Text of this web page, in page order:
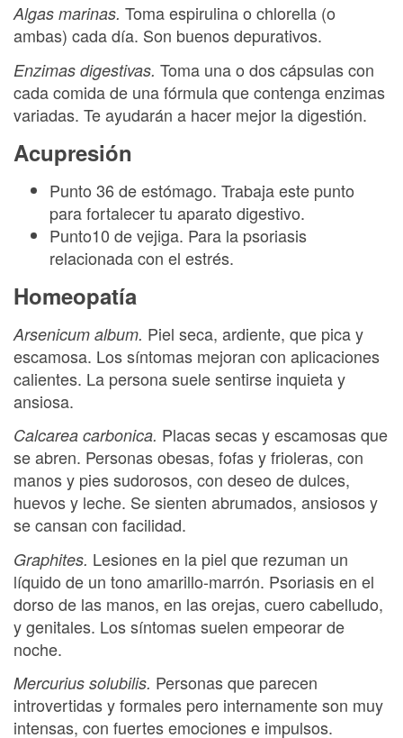
Algas marinas. Toma espirulina o chlorella (o
ambas) cada día. Son buenos depurativos.
Enzimas digestivas. Toma una o dos cápsulas con
cada comida de una fórmula que contenga enzimas
variadas. Te ayudarán a hacer mejor la digestión.
Acupresión
Punto 36 de estómago. Trabaja este punto
para fortalecer tu aparato digestivo.
Punto10 de vejiga. Para la psoriasis
relacionada con el estrés.
Homeopatía
Arsenicum album. Piel seca, ardiente, que pica y
escamosa. Los síntomas mejoran con aplicaciones
calientes. La persona suele sentirse inquieta y
ansiosa.
Calcarea carbonica. Placas secas y escamosas que
se abren. Personas obesas, fofas y frioleras, con
manos y pies sudorosos, con deseo de dulces,
huevos y leche. Se sienten abrumados, ansiosos y
se cansan con facilidad.
Graphites. Lesiones en la piel que rezuman un
líquido de un tono amarillo-marrón. Psoriasis en el
dorso de las manos, en las orejas, cuero cabelludo,
y genitales. Los síntomas suelen empeorar de
noche.
Mercurius solubilis. Personas que parecen
introvertidas y formales pero internamente son muy
intensas, con fuertes emociones e impulsos.